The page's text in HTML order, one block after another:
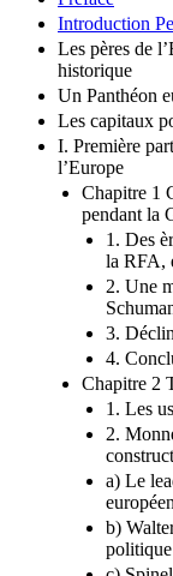
Introduction
Les pères de
historique
Un Panthéon
Les capitaux
I. Première
l’Europe
Chapitre 1
pendant la
1. Des
la RFA,
2. Une
3.
4.
Chapitre 2
1. Les
2.
a) Le
b)